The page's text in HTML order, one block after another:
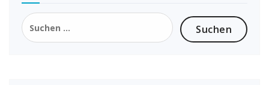
Suchen
nach: